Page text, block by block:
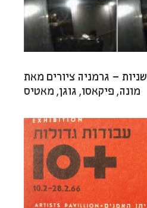
שוד ב-90 שניות – גרמניה ציורים מאת
מונה, פיקאסו, גוגן, מאטיס